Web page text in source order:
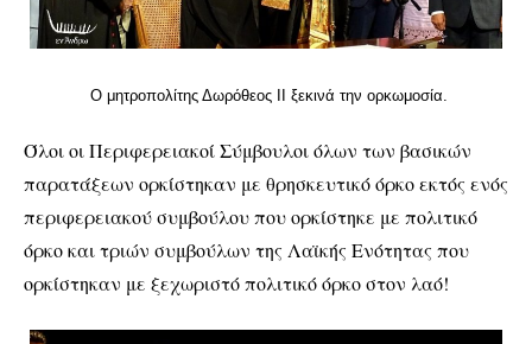
Ο μητροπολίτης Δωρόθεος ΙΙ ξεκινά την ορκωμοσία.
Όλοι οι Περιφερειακοί Σύμβουλοι όλων των βασικών
παρατάξεων ορκίστηκαν με θρησκευτικό όρκο εκτός ενός
περιφερειακού συμβούλου που ορκίστηκε με πολιτικό
όρκο και τριών συμβούλων της Λαϊκής Ενότητας που
ορκίστηκαν με ξεχωριστό πολιτικό όρκο στον λαό!